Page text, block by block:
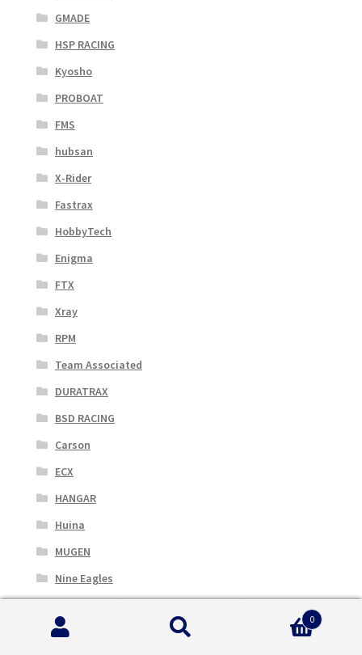
GMADE
HSP RACING
Kyosho
PROBOAT
FMS
hubsan
X-Rider
Fastrax
HobbyTech
Enigma
FTX
Xray
RPM
Team Associated
DURATRAX
BSD RACING
Carson
ECX
HANGAR
Huina
MUGEN
Nine Eagles
Robbe
0